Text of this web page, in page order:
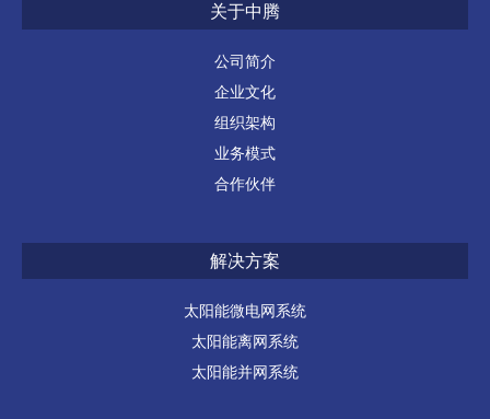
关于中腾
公司简介
企业文化
组织架构
业务模式
合作伙伴
解决方案
太阳能微电网系统
太阳能离网系统
太阳能并网系统